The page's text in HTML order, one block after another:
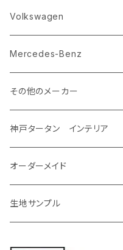
H29/10～ NTP10
ＲＡＶ４
H12/5～H28/8 20/30系
H31/4～R7/12 50系
アイシス
H24/6～H29/12 10系
アクア
H23/12～R3/7 NHP10
R3/7～ MXPK系
アベンシス
H23/9～H30/4 270系
アリオン
H23/10～R3/3 260系
アルファード/ヴェルファイアＨ
H29/3～
ＬＭ
R5/12〜 4人乗 TAWH15W
R6/5～ 6人乗 TAWH15W
ＬＳ４６０
H18/9～H29/10
ＬＳ６００ｈ
H19/5～H29/10
ＬＳ５００/ＬＳ５００ｈ
H29/10～
ＬＸ
H27/9～R3/10 URJ201W
ＮＸ
H17/11～H30/3 Y12
エクストレイル
H25/12～R4/7 T32
R4/7～ T33
エルグランド
H22/8～R8/7 E52
R8/7～ E53
オーラ
R3/8～ E13
ＮＶ３５０キャラバン
H24/6～ E26 3人乗
H24/6～ E26 5・6人乗
キューブ
H14/10～R2/3 Z11・Z12
キックス
H23/12～R5/4 GJ/GK系
H20/6～H27/3 YA系
エクシーガクロスオーバー７
H27/4～H30/3 YAM
クロストレック
R4/9～ GU系
サンバーバン/ディアス
H11/2～H24/2 TV系
H24/4～R4/1 S3系
サンバートラック
H24/2～H26/9 S200系
H26/9～ S500系
シフォン
H28/12～R1/7 LA600/610
ジャスティ
R1/10～ DM系
ＣＸ－６０
R4/9～ KH系
ＭＡＺＤＡ２
R1/9～ DJ系
ＭＡＺＤＡ３
R1/5～ BP系
ＭＡＺＤＡ６
R1/8～ GJ系
ＭＸ－３０
R2/10～ DREJ3P
アクセラ/アクセラ・スポーツ
H26/11～R4/8 LA700系
キャスト
H27/9～R5/6 LA250/260S
グランマックスカーゴ
R2/9～ S403/413V
グランマックストラック
R2/9～ S403/413P
コペン
H14/6～ L880/LA400K
タフト
R2/6～ LA900/910S
タント
H27/2～R2/11
アルト
H26/12～R3/12 HA36
R3/12～ HA37/97S
アルトラパン/アルトラパンショ
H20/11～ HE22/33S
アルトラパンLC
R4/6～ HE33S
イグニス
H28/2～ FF21S
エスクード
H17/5～H27/10 TA/TD系
エブリィ
H22/2～ GA系
ｅｋスペース
H26/2～ B11A/B30系/BA系
ｅｋスペースカスタム/ｅｋク
H26/2～ B11A/B30系
ｅｋワゴン
H25/6～ B11W/B30系
ｅｋカスタム/ｅｋクロス
H25/6～H31/3 ｅｋカスタム
H31/3～ ｅｋクロス
ekクロスEV
R4/6～ B5AW
アイミーブ
CR-V
H23/12～28/8 RM1/4
H30/8～R4/12 RW1/2・RT5/
CR-Z
H22/2～29/1 ZF1・ZF2
NBOX/NBOXカスタム
H23/12～H29/9 JF1/2
H29/9～R5/10 JF3/4
NBOXプラス/NBOXプラスカ
H24/7～H29/8 JF1/2
NBOXスラッシュ
H26/12～R2/2 JF1/2
NBOXジョイ
Volkswagen
アップ
H24/10～R3/3 AA系
アルテオン
H29/10～ ３HD系
ゴルフ
H25/4～R3/4 AU系
R3/6～ CDD系
シャラン
H23/2～ 7N系
Tクロス
Mercedes-Benz
Ａクラス
H24/11～30/10
H30/10～
Ｂクラス
H24/4～R1/6
Ｃクラス
H26/7～R4/2
ＣＬＡクラス
その他のメーカー
MINI
MINIクロスオーバー
神戸タータン インテリア
ラグマット
ラグマットセカンド（L）
オーダーメイド
生地サンプル